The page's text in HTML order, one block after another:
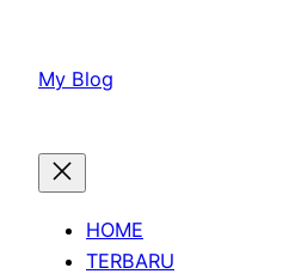
konten
My Blog
HOME
TERBARU